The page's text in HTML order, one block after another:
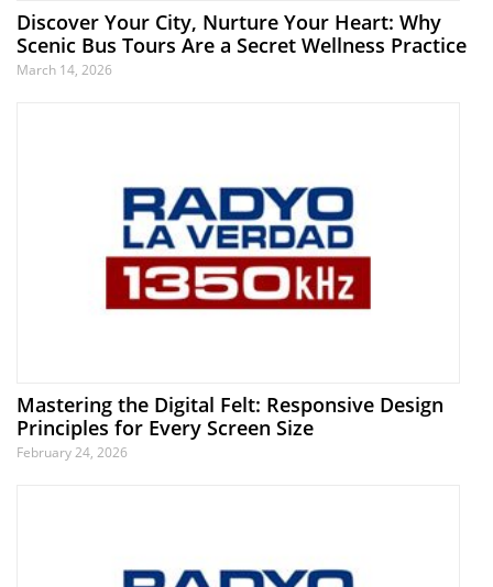
Discover Your City, Nurture Your Heart: Why
Scenic Bus Tours Are a Secret Wellness Practice
March 14, 2026
Mastering the Digital Felt: Responsive Design
Principles for Every Screen Size
February 24, 2026